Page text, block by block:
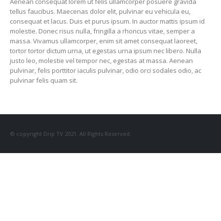
tellus faucibus. Maecenas dolor elit, pulvinar eu vehicula eu,
consequat et lacus. Duis et purus ipsum. In auctor mattis ipsum id
molestie. Donec risus nulla, fringilla a rhoncus vitae, semper a
massa. Vivamus ullamcorper, enim sit amet consequat laoreet,
tortor tortor dictum urna, ut egestas urna ipsum nec libero. Nulla
justo leo, molestie vel tempor nec, egestas at massa. Aenean
pulvinar, felis porttitor iaculis pulvinar, odio orci sodales odio, ac
pulvinar felis quam sit.
© copyright Drip TV 2021. All Rights Reserved.